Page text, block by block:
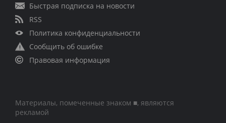
Быстрая подписка на новости
RSS
Политика конфиденциальности
Сообщить об ошибке
Правовая информация
Материалы, помеченные знаком ■, являются
рекламой